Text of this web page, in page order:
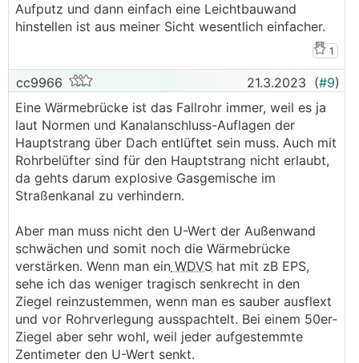
Aufputz und dann einfach eine Leichtbauwand
hinstellen ist aus meiner Sicht wesentlich einfacher.
1
cc9966 21.3.2023 (#9)
Eine Wärmebrücke ist das Fallrohr immer, weil es ja
laut Normen und Kanalanschluss-Auflagen der
Hauptstrang über Dach entlüftet sein muss. Auch mit
Rohrbelüfter sind für den Hauptstrang nicht erlaubt,
da gehts darum explosive Gasgemische im
Straßenkanal zu verhindern.
Aber man muss nicht den U-Wert der Außenwand
schwächen und somit noch die Wärmebrücke
verstärken. Wenn man ein WDVS hat mit zB EPS,
sehe ich das weniger tragisch senkrecht in den
Ziegel reinzustemmen, wenn man es sauber ausflext
und vor Rohrverlegung ausspachtelt. Bei einem 50er-
Ziegel aber sehr wohl, weil jeder aufgestemmte
Zentimeter den U-Wert senkt.